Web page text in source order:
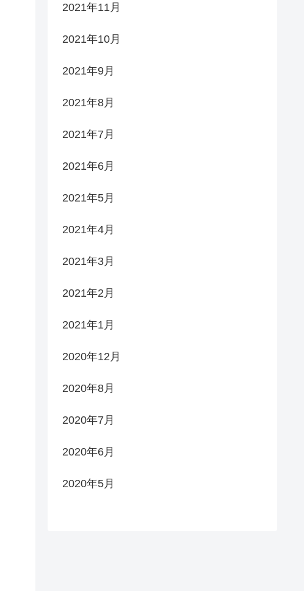
2021年11月
2021年10月
2021年9月
2021年8月
2021年7月
2021年6月
2021年5月
2021年4月
2021年3月
2021年2月
2021年1月
2020年12月
2020年8月
2020年7月
2020年6月
2020年5月